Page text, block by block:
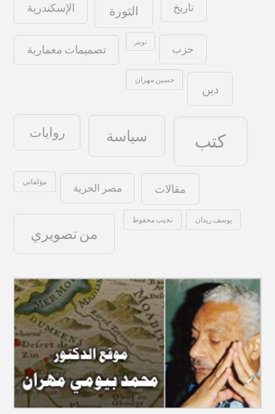
الإسكندرية الثورة تاريخ
تصميمات معمارية
تويتر
حزب
حسين مهران
دين
روايات سياسة كتب
مؤلفاتي مصر الحرية مقالات
من تصويري
نجيب محفوظ يوسف زيدان